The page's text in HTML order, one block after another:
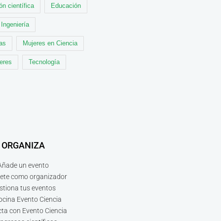
científica Educación
Ingeniería
Mujeres en Ciencia
Tecnología
ORGANIZA
un evento
como organizador
tus eventos
Evento Ciencia
con Evento Ciencia